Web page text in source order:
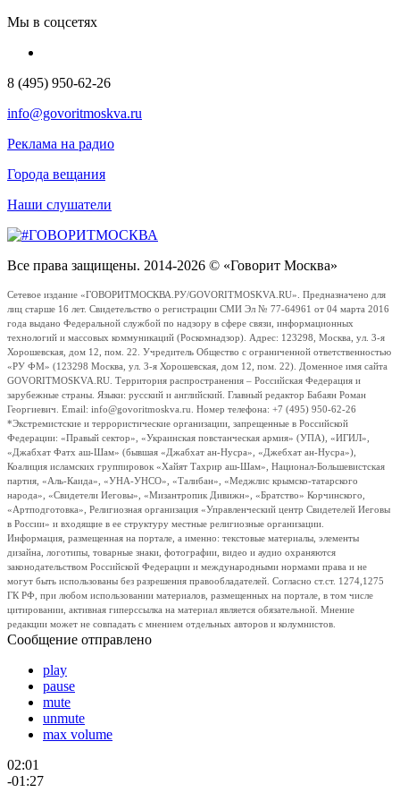
Мы в соцсетях
8 (495) 950-62-26
info@govoritmoskva.ru
Реклама на радио
Города вещания
Наши слушатели
Все права защищены. 2014-2026 © «Говорит Москва»
Сетевое издание «ГОВОРИТМОСКВА.РУ/GOVORITMOSKVA.RU». Предназначено для
лиц старше 16 лет. Свидетельство о регистрации СМИ Эл № 77-64961 от 04 марта 2016
года выдано Федеральной службой по надзору в сфере связи, информационных
технологий и массовых коммуникаций (Роскомнадзор). Адрес: 123298, Москва, ул. 3-я
Хорошевская, дом 12, пом. 22. Учредитель Общество с ограниченной ответственностью
«РУ ФМ» (123298 Москва, ул. 3-я Хорошевская, дом 12, пом. 22). Доменное имя сайта
GOVORITMOSKVA.RU. Территория распространения – Российская Федерация и
зарубежные страны. Языки: русский и английский. Главный редактор Бабаян Роман
Георгиевич. Email: info@govoritmoskva.ru. Номер телефона: +7 (495) 950-62-26
*Экстремистские и террористические организации, запрещенные в Российской
Федерации: «Правый сектор», «Украинская повстанческая армия» (УПА), «ИГИЛ»,
«Джабхат Фатх аш-Шам» (бывшая «Джабхат ан-Нусра», «Джебхат ан-Нусра»),
Коалиция исламских группировок «Хайят Тахрир аш-Шам», Национал-Большевистская
партия, «Аль-Каида», «УНА-УНСО», «Талибан», «Меджлис крымско-татарского
народа», «Свидетели Иеговы», «Мизантропик Дивижн», «Братство» Корчинского,
«Артподготовка», Религиозная организация «Управленческий центр Свидетелей Иеговы
в России» и входящие в ее структуру местные религиозные организации.
Информация, размещенная на портале, а именно: текстовые материалы, элементы
дизайна, логотипы, товарные знаки, фотографии, видео и аудио охраняются
законодательством Российской Федерации и международными нормами права и не
могут быть использованы без разрешения правообладателей. Согласно ст.ст. 1274,1275
ГК РФ, при любом использовании материалов, размещенных на портале, в том числе
цитировании, активная гиперссылка на материал является обязательной. Мнение
редакции может не совпадать с мнением отдельных авторов и колумнистов.
Сообщение отправлено
play
pause
mute
unmute
max volume
02:01
-01:27